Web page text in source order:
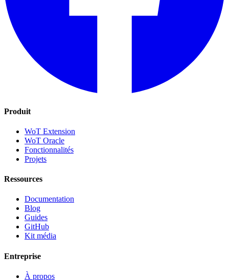
Produit
WoT Extension
WoT Oracle
Fonctionnalités
Projets
Ressources
Documentation
Blog
Guides
GitHub
Kit média
Entreprise
À propos